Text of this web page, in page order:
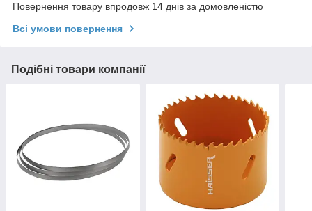
Повернення товару впродовж 14 днів за домовленістю
Всі умови повернення
Подібні товари компанії